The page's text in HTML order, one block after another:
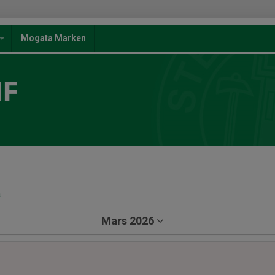
Mogata Marken
Mars 2026